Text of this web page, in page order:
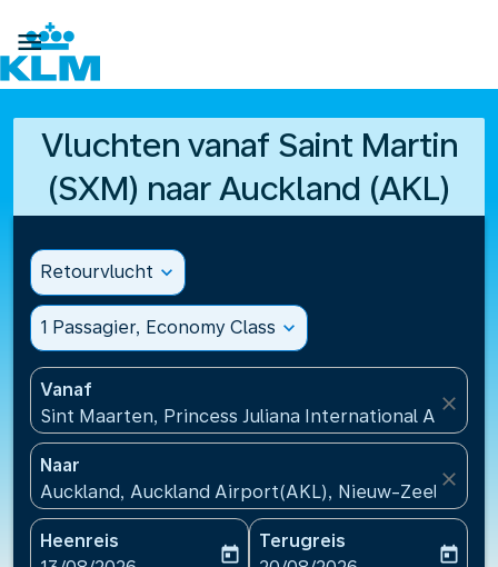

Vluchten vanaf Saint Martin
(SXM) naar Auckland (AKL)
Retourvlucht expand_more
1 Passagier, Economy Class expand_more
Vanaf
Sint Maarten, Princess Juliana International
close
Naar
Auckland, Auckland Airport(AKL), Nieuw-Zeeland
close
Heenreis
today
Terugreis
today